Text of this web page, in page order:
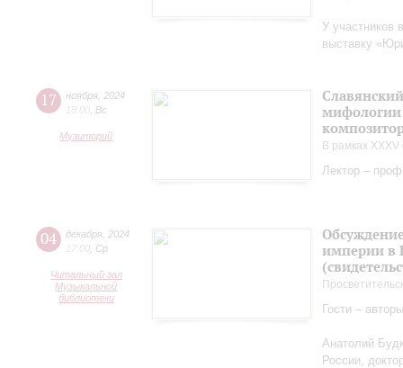
У участников
выставку
17 ноября 2024
18:00 Вс
Музиторий
мифологии
В рамках
Лектор –
04 декабря 2024
17:00 Ср
Читальный зал
Музыкальной
библиотеки
империи в
Гости –
Анатолий
России,